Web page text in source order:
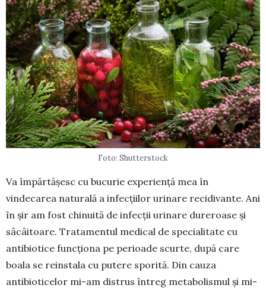
Foto: Shutterstock
Va împărtășesc cu bucurie experiență mea în
vindecarea naturală a infecțiilor urinare recidivante. Ani
în șir am fost chinuită de infecții urinare du­reroase și
sâcâitoare. Tratamentul medical de specialitate cu
antibiotice funcționa pe perioade scurte, după care
boala se reinstala cu putere spo­rită. Din cauza
antibioticelor mi-am distrus întreg metabolismul și mi-